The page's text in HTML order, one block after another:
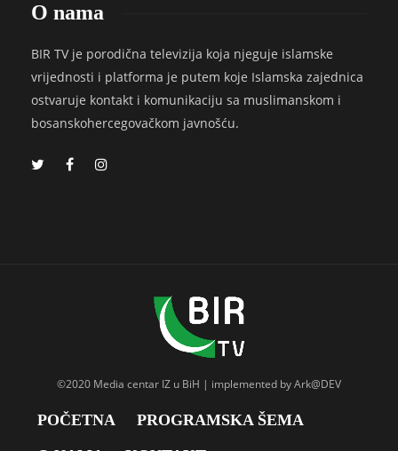
O nama
BIR TV je porodična televizija koja njeguje islamske
vrijednosti i platforma je putem koje Islamska zajednica
ostvaruje kontakt i komunikaciju sa muslimanskom i
bosanskohercegovačkom javnošću.
©2020 Media centar IZ u BiH | implemented by Ark@DEV
POČETNA
PROGRAMSKA ŠEMA